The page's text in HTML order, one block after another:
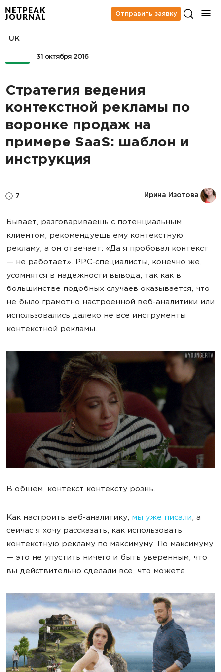
Отправить заявку
31 октября 2016
UK
Стратегия ведения
контекстной рекламы по
воронке продаж на
примере SaaS: шаблон и
инструкция
7 Ирина Изотова
Бывает, разговариваешь с потенциальным
клиентом, рекомендуешь ему контекстную
рекламу, а он отвечает: «Да я пробовал контекст
— не работает». PPC-специалисты, конечно же,
усомнятся в надежности вывода, так как в
большинстве подобных случаев оказывается, что
не было грамотно настроенной веб-аналитики или
использовались далеко не все инструменты
контекстной рекламы.
В общем, контекст контексту рознь.
Как настроить веб-аналитику, мы уже писали, а
сейчас я хочу рассказать, как использовать
контекстную рекламу по максимуму. По максимуму
— это не упустить ничего и быть уверенным, что
вы действительно сделали все, что можете.